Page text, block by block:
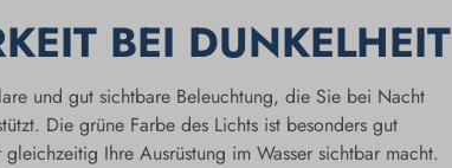
BEI DUNKELHEIT
und gut sichtbare Beleuchtung, die Sie bei Nacht
Die grüne Farbe des Lichts ist besonders gut
Ihre Ausrüstung im Wasser sichtbar macht.